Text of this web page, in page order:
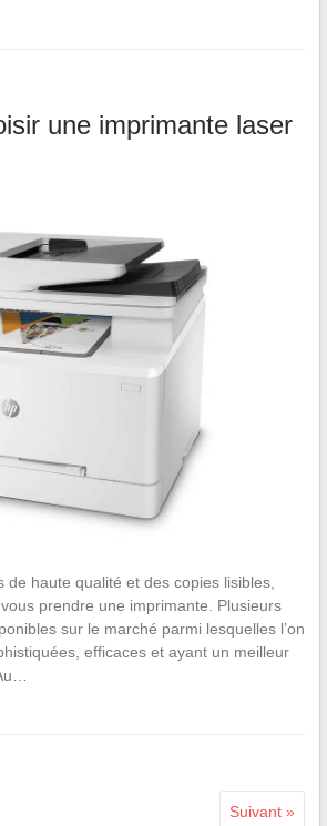
une imprimante laser
de haute qualité et des copies lisibles,
prendre une imprimante. Plusieurs
sur le marché parmi lesquelles l’on
efficaces et ayant un meilleur
Suivant »